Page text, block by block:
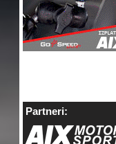
Partneri: